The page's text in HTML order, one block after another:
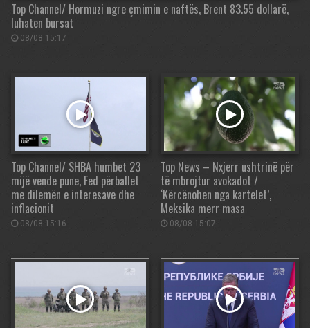
Top Channel/ Hormuzi ngre çmimin e naftës, Brent 83.55 dollarë,
luhaten bursat
08/08 15:17
Top Channel/ SHBA humbet 23
mijë vende pune, Fed përballet
me dilemën e interesave dhe
inflacionit
08/08 15:16
Top News – Nxjerr ushtrinë për
të mbrojtur avokadot /
‘Kërcënohen nga kartelet’,
Meksika merr masa
08/08 15:07